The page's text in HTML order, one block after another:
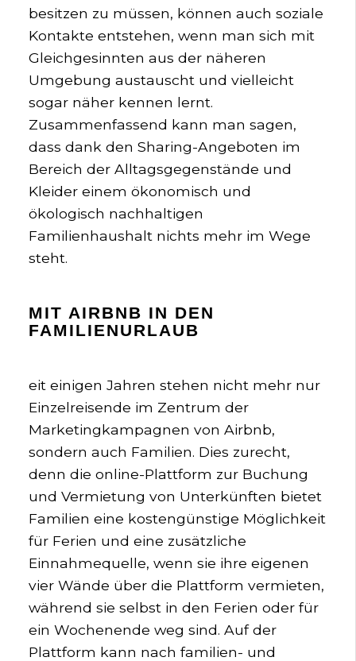
besitzen zu müssen, können auch soziale
Kontakte entstehen, wenn man sich mit
Gleichgesinnten aus der näheren
Umgebung austauscht und vielleicht
sogar näher kennen lernt.
Zusammenfassend kann man sagen,
dass dank den Sharing-Angeboten im
Bereich der Alltagsgegenstände und
Kleider einem ökonomisch und
ökologisch nachhaltigen
Familienhaushalt nichts mehr im Wege
steht.
MIT AIRBNB IN DEN
FAMILIENURLAUB
eit einigen Jahren stehen nicht mehr nur
Einzelreisende im Zentrum der
Marketingkampagnen von Airbnb,
sondern auch Familien. Dies zurecht,
denn die online-Plattform zur Buchung
und Vermietung von Unterkünften bietet
Familien eine kostengünstige Möglichkeit
für Ferien und eine zusätzliche
Einnahmequelle, wenn sie ihre eigenen
vier Wände über die Plattform vermieten,
während sie selbst in den Ferien oder für
ein Wochenende weg sind. Auf der
Plattform kann nach familien- und